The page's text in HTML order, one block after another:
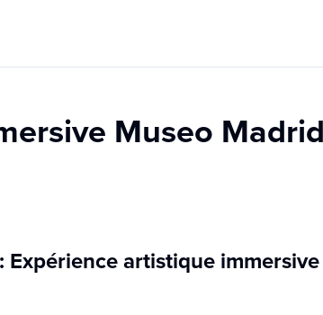
Museo Madrid
artistique immersive